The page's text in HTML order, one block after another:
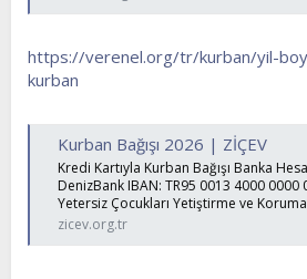
https://verenel.org/tr/kurban/yil-
kurban
Kurban Bağışı 2026 | ZİÇEV
Kredi Kartıyla Kurban Bağışı Banka
DenizBank IBAN: TR95 0013 4000
Yetersiz Çocukları Yetiştirme ve
zicev.org.tr